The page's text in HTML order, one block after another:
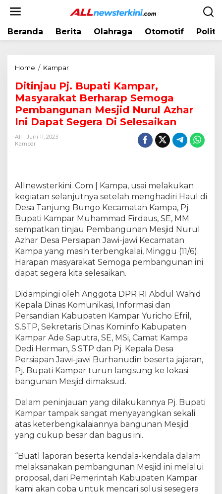
Beranda Berita Olahraga Otomotif
Home / Kampar
t
i
n
j
a
u
p
a
t
i
m
p
a
,
M
a
s
y
a
k
a
B
e
r
h
r
a
p
Ditinjau Pj. Bupati Kampar,
Masyarakat Berharap Semoga
Pembangunan Mesjid Nurul Azhar
Ini Dapat Segera Di Selesaikan
All
Juni 11, 2023
Kampar
Allnewsterkini. Com | Kampa, usai melakukan
kegiatan selanjutnya setelah menghadiri Haul di
Desa Tanjung Bungo Kecamatan Kampa, Pj.
Bupati Kampar Muhammad Firdaus, SE, MM
sempatkan tinjau Pembangunan Mesjid Nurul
Azhar Desa Persiapan Jawi-jawi Kecamatan
Kampa yang masih terbengkalai, Minggu (11/6).
Harapan masyarakat Semoga pembangunan ini
dapat segera kita selesaikan.
Didampingi oleh Anggota DPR RI Abdul Wahid
Kepala Dinas Komunikasi, Informasi dan
Persandian Kabupaten Kampar Yuricho Efril,
S.STP, Sekretaris Dinas Kominfo Kabupaten
Kampar Ade Saputra, SE, MSi, Camat Kampa
Dedi Herman, S.STP dan Pj. Kepala Desa
Persiapan Jawi-jawi Burhanudin beserta jajaran,
Pj. Bupati Kampar turun langsung ke lokasi
bangunan Mesjid dimaksud.
Dalam peninjauan yang dilakukannya Pj. Bupati
Kampar tampak sangat menyayangkan sekali
atas keterbengkalaiannya bangunan Mesjid
yang cukup besar dan bagus ini.
“Buatl laporan beserta kendala-kendala dalam
melaksanakan pembangunan Mesjid ini melalui
proposal, dari Pemerintah Kabupaten Kampar
kami akan coba untuk mencari solusi sesegera